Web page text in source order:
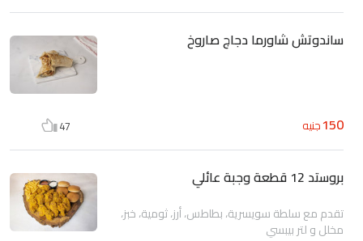
ساندوتش شاورما دجاج صاروخ
150جنيه 47
بروستد 12 قطعة وجبة عائلي
تقدم مع سلطة سويسرية، بطاطس، أرز، ثومية، خبز،
مخلل و لتر بيبسي